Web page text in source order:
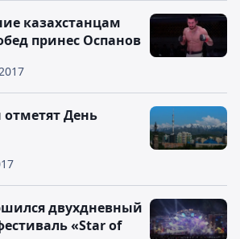
казахстанцам
принес Оспанов
День
двухдневный
«Star of